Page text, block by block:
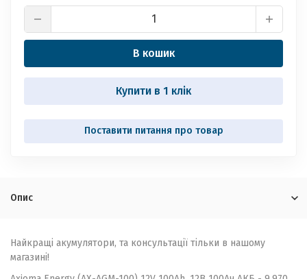
В кошик
Купити в 1 клік
Опис
Найкращі акумулятори, та консультації тільки в нашому
магазині!